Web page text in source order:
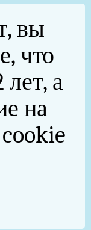
войне
вы
что
лет, а
на